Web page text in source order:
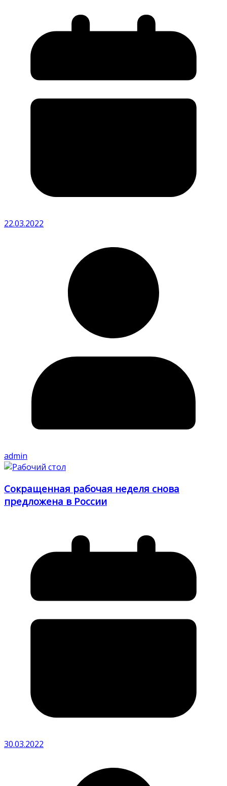
22.03.2022
admin
Сокращенная рабочая неделя снова
предложена в России
30.03.2022